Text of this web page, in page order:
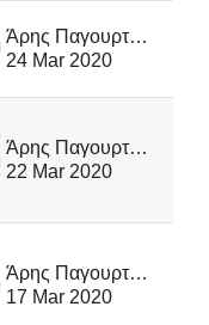
Άρης Παγουρτζής
24 Mar 2020
Άρης Παγουρτζής
22 Mar 2020
Άρης Παγουρτζής
17 Mar 2020